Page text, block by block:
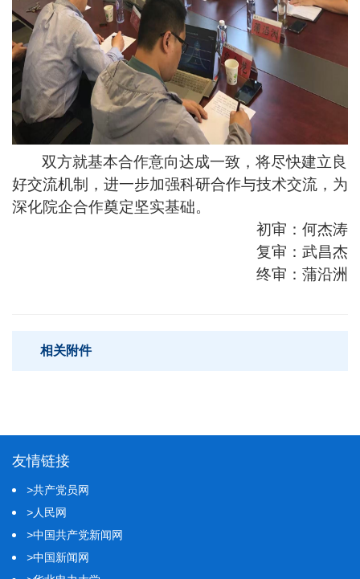
双方就基本合作意向达成一致，将尽快建立良
好交流机制，进一步加强科研合作与技术交流，为
深化院企合作奠定坚实基础。
初审：何杰涛
复审：武昌杰
终审：蒲沿洲
相关附件
友情链接
>共产党员网
>人民网
>中国共产党新闻网
>中国新闻网